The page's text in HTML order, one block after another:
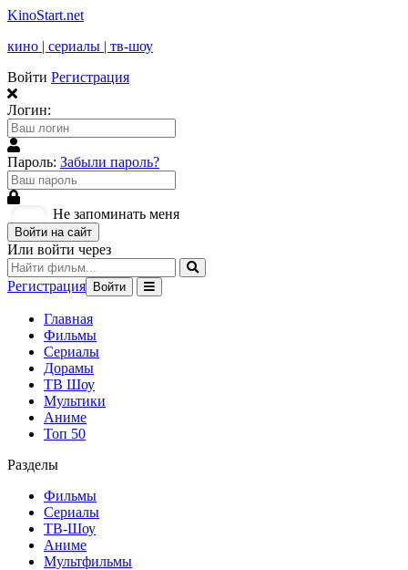
KinoStart.net
кино | сериалы | тв-шоу
Войти Регистрация
Логин:
Пароль: Забыли пароль?
Не запоминать меня
Войти на сайт
Или войти через
Регистрация Войти
Главная
Фильмы
Сериалы
Дорамы
ТВ Шоу
Мультики
Аниме
Топ 50
Разделы
Фильмы
Сериалы
ТВ-Шоу
Аниме
Мультфильмы